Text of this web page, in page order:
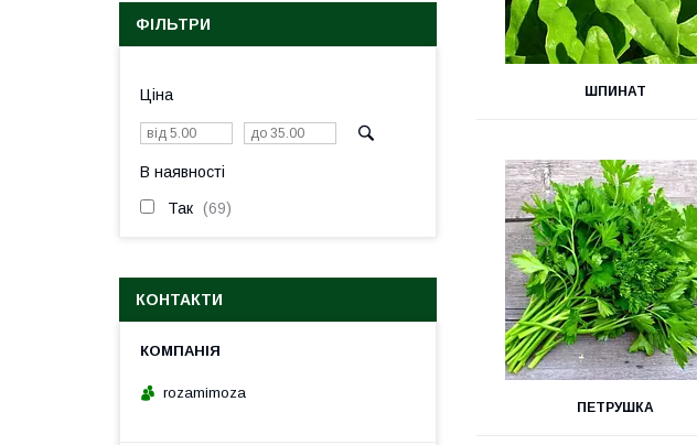
ШПИНАТ
ПЕТРУШКА
ФІЛЬТРИ
Ціна
В наявності
Так 69
КОНТАКТИ
rozamimoza